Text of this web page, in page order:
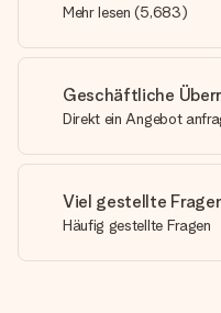
Mehr lesen (5,683)
Geschäftliche
Direkt ein Angebot
Viel gestellte
Häufig gestellte Fragen